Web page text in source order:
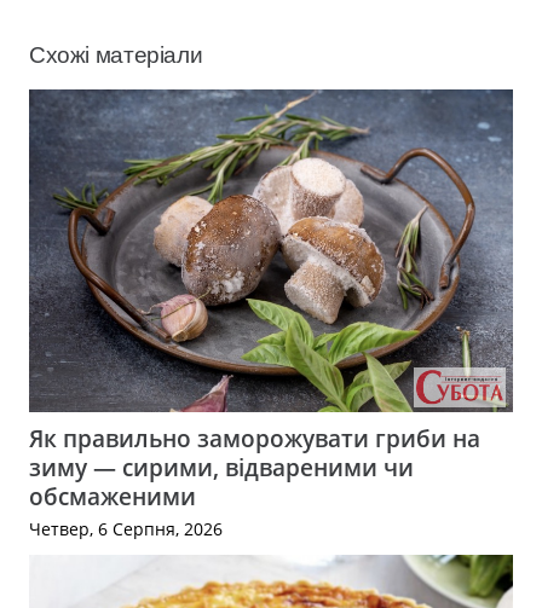
Схожі матеріали
Як правильно заморожувати гриби на
зиму — сирими, відвареними чи
обсмаженими
Четвер, 6 Серпня, 2026